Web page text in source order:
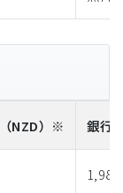
（NZD）※ 銀行
1,980